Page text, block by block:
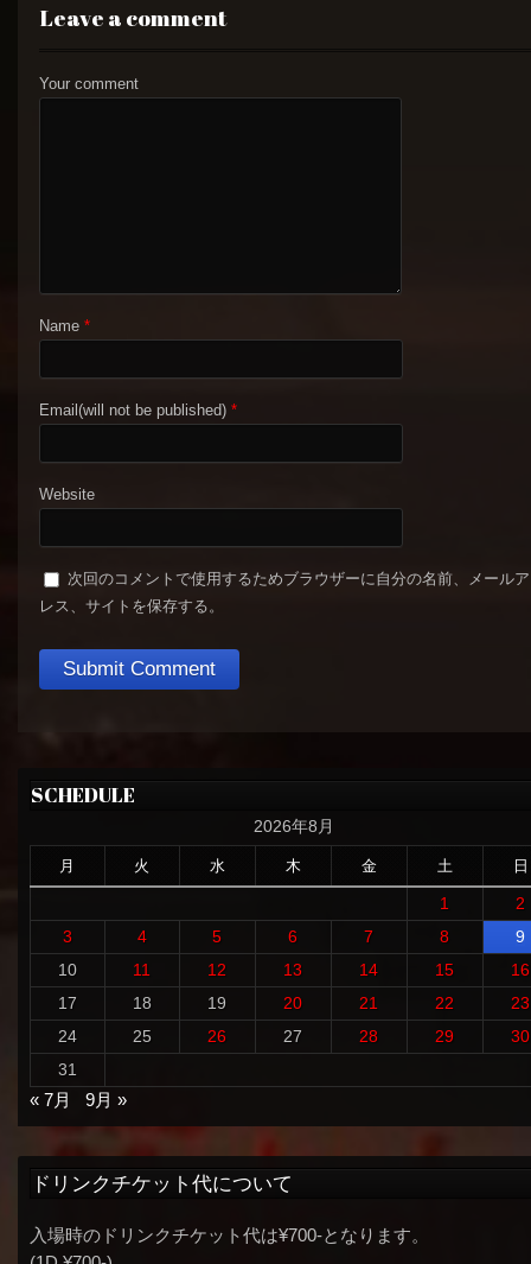
Leave a comment
Your comment
Name *
Email(will not be published) *
Website
次回のコメントで使用するためブラウザーに自分の名前、メール
レス、サイトを保存する。
SCHEDULE
2026年8月
月 火 水 木 金 土 日
1
2
3
4 5 6 7 8
9
10
11 12 13 14 15
16
17
18 19 20 21 22
23
24
25 26 27 28 29
30
31
« 7月
9月 »
ドリンクチケット代について
入場時のドリンクチケット代は¥700-となります。